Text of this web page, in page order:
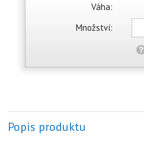
Váha:
Množství:
Popis produktu